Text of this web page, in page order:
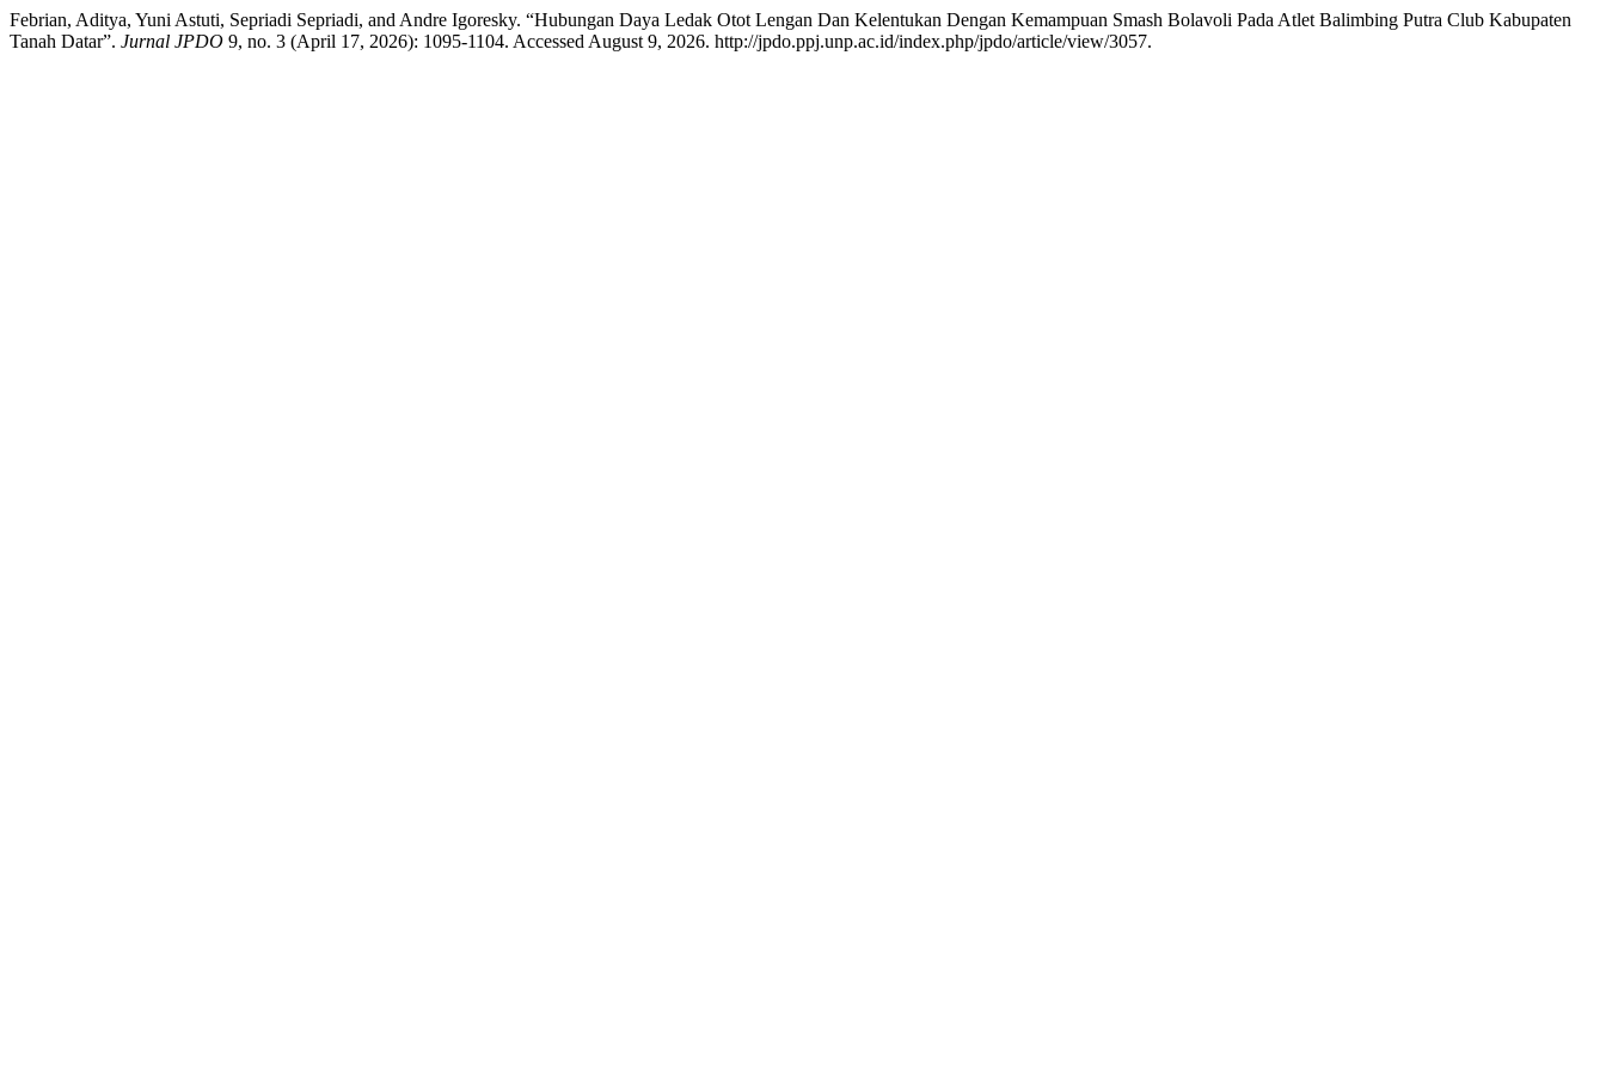
Febrian, Aditya, Yuni Astuti, Sepriadi Sepriadi, and Andre Igoresky. “Hubungan Daya Ledak Otot Lengan Dan Kelentukan Dengan Kemampuan Smash Bolavoli Pada Atlet Balimbing Putra Club Kabupaten
Tanah Datar”. Jurnal JPDO 9, no. 3 (April 17, 2026): 1095-1104. Accessed August 9, 2026. http://jpdo.ppj.unp.ac.id/index.php/jpdo/article/view/3057.